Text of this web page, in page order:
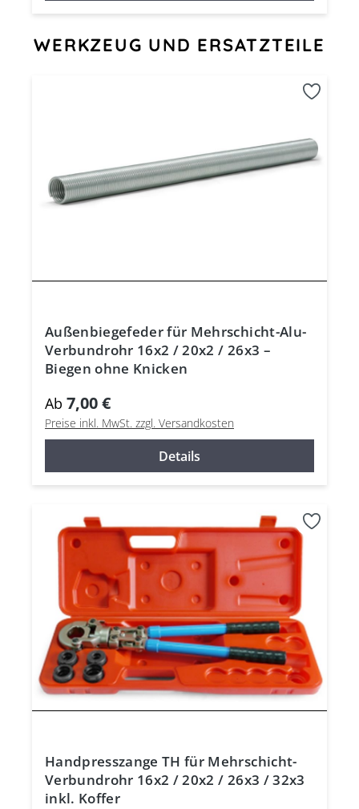
Produktgalerie überspringen
WERKZEUG UND ERSATZTEILE
Außenbiegefeder für Mehrschicht-Alu-
Verbundrohr 16x2 / 20x2 / 26x3 –
Biegen ohne Knicken
Ab 7,00 €
Preise inkl. MwSt. zzgl. Versandkosten
Details
Handpresszange TH für Mehrschicht-
Verbundrohr 16x2 / 20x2 / 26x3 / 32x3
inkl. Koffer